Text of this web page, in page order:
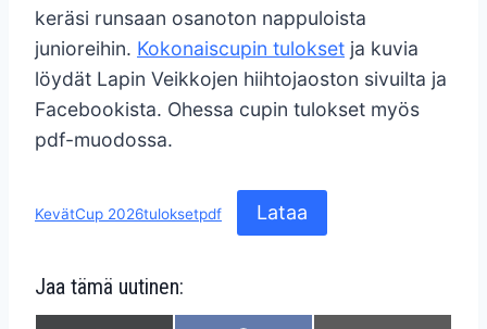
keräsi runsaan osanoton nappuloista
junioreihin. Kokonaiscupin tulokset ja kuvia
löydät Lapin Veikkojen hiihtojaoston sivuilta ja
Facebookista. Ohessa cupin tulokset myös
pdf-muodossa.
KevätCup 2026tuloksetpdf Lataa
Jaa tämä uutinen: